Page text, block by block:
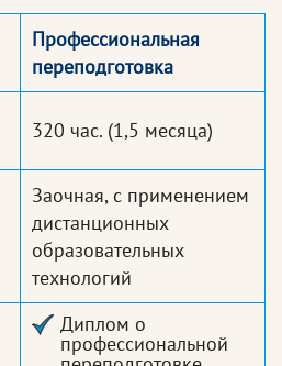
Профессиональная
переподготовка
320 час. (1,5 месяца)
Заочная, с применением
дистанционных
образовательных
технологий
Диплом о
профессиональной